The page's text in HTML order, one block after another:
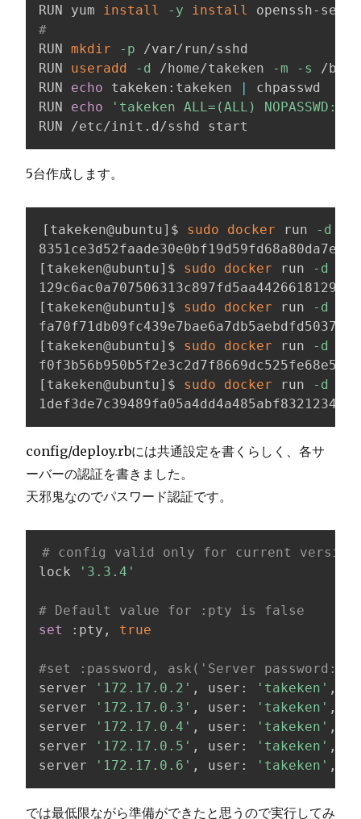
RUN yum
install -y install
openssh-
#
RUN mkdir -p /var/run/sshd
RUN useradd -d /home/takeken -m -s
/bin/
RUN echo takeken:takeken |
chpasswd
RUN echo
'takeken ALL=(ALL)
RUN /etc/init.d/sshd start
5台作成します。
[ takeken@ubuntu] $ sudo docker run -d
[ takeken@ubuntu] $ sudo docker run -d
[ takeken@ubuntu] $ sudo docker run -d
[ takeken@ubuntu] $ sudo docker run -d
[ takeken@ubuntu] $ sudo docker run -d
config/deploy.rbには共通設定を書くらしく、各サ
ーバーの認証を書きました。
天邪鬼なのでパスワード認証です。
# config valid only for current version
lock
'3.3.4'
# Default value for :pty is false
set
:pty, true
#set :password, ask('Server
server
'172.17.0.2' , user: 'takeken' ,
server
'172.17.0.3' , user: 'takeken' ,
server
'172.17.0.4' , user: 'takeken' ,
server
'172.17.0.5' , user: 'takeken' ,
server
'172.17.0.6' , user: 'takeken' ,
では最低限ながら準備ができたと思うので実行してみ